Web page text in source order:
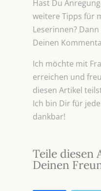
Hast Du
weitere Tipps für
Leserinnen?
Deinen
Ich möchte mit
erreichen und
diesen Artikel
Ich bin Dir für
dankbar!
Teile diesen
Deinen